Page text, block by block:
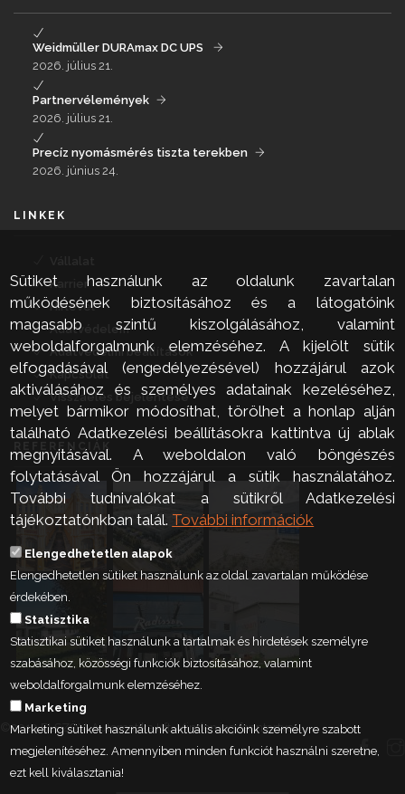
Weidmüller DURAmax DC UPS
2026. július 21.
Partnervélemények
2026. július 21.
Precíz nyomásmérés tiszta terekben
2026. június 24.
LINKEK
Karrier
Hírlevél
Adatvédelem
Adatvédelmi beállítások
Kapcsolat
Visszaélés bejelentése
REFERENCIÁK
©2019 ELSZÖV-Automatika Kft. Minden jog fenntartva.
Sütiket használunk az oldalunk zavartalan
működésének biztosításához és a látogatóink
magasabb szintű kiszolgálásához, valamint
weboldalforgalmunk elemzéséhez. A kijelölt sütik
elfogadásával (engedélyezésével) hozzájárul azok
aktiválásához és személyes adatainak kezeléséhez,
melyet bármikor módosíthat, törölhet a honlap alján
található Adatkezelési beállításokra kattintva új ablak
megnyitásával. A weboldalon való böngészés
folytatásával Ön hozzájárul a sütik használatához.
További tudnivalókat a sütikről Adatkezelési
tájékoztatónkban talál. További információk
Elengedhetetlen alapok
Elengedhetetlen sütiket használunk az oldal zavartalan működése
érdekében.
Statisztika
Statisztikai sütiket használunk a tartalmak és hirdetések személyre
szabásához, közösségi funkciók biztosításához, valamint
weboldalforgalmunk elemzéséhez.
Marketing
Marketing sütiket használunk aktuális akcióink személyre szabott
megjelenítéséhez. Amennyiben minden funkciót használni szeretne,
ezt kell kiválasztania!